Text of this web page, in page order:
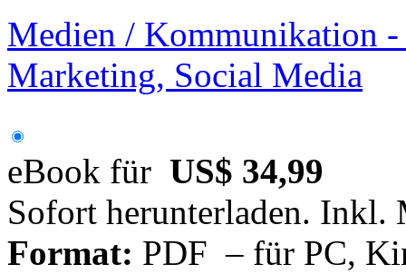
Medien / Kommunikation
Marketing, Social Media
eBook für US$ 34,99
Sofort herunterladen. Inkl.
Format: PDF – für PC,